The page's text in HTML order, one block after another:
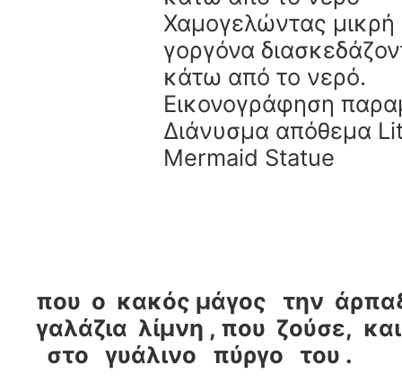
που ο κακός μάγος την
γαλάζια λίμνη , που ζούσε,
στο γυάλινο πύργο του .